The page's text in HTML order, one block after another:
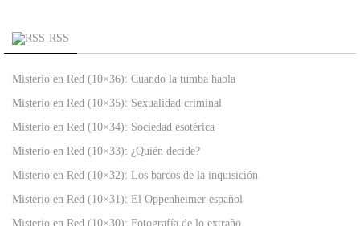
RSS
Misterio en Red (10×36): Cuando la tumba habla
Misterio en Red (10×35): Sexualidad criminal
Misterio en Red (10×34): Sociedad esotérica
Misterio en Red (10×33): ¿Quién decide?
Misterio en Red (10×32): Los barcos de la inquisición
Misterio en Red (10×31): El Oppenheimer español
Misterio en Red (10×30): Fotografía de lo extraño